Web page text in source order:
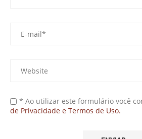
* Ao utilizar este formulário você
de Privacidade e Termos de Uso.